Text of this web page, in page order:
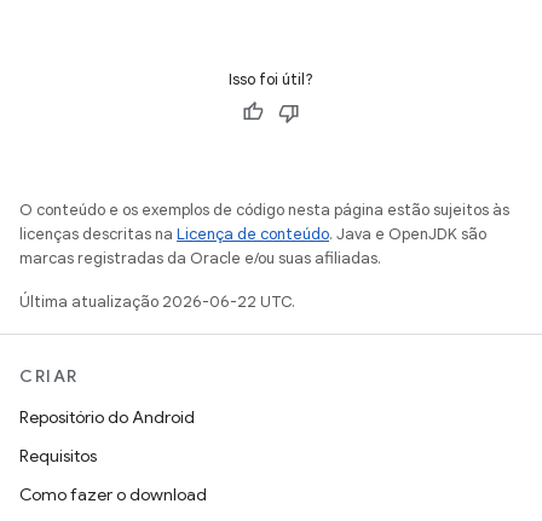
Isso foi útil?
O conteúdo e os exemplos de código nesta página estão sujeitos às
licenças descritas na Licença de conteúdo. Java e OpenJDK são
marcas registradas da Oracle e/ou suas afiliadas.
Última atualização 2026-06-22 UTC.
CRIAR
Repositório do Android
Requisitos
Como fazer o download